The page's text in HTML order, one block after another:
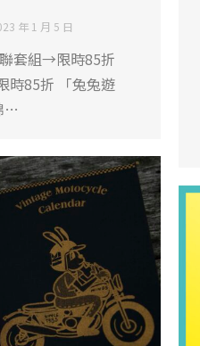
年 1 月 5 日
套組→限時85折
時85折 「兔兔遊
…